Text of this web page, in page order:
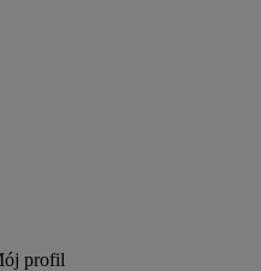
profil